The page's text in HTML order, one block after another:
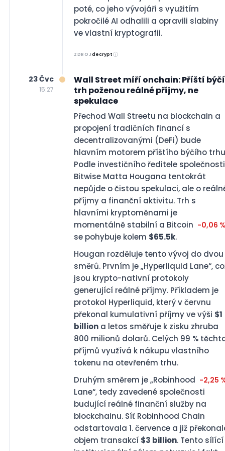
poté, co jeho vývojáři s využitím
pokročilé AI odhalili a opravili slabiny
ve vlastní kryptografii.
ZDROJdecrypt
23 Čvc
15:27
Wall Street míří onchain: Příští býčí
trh poženou reálné příjmy, ne
spekulace
Přechod Wall Streetu na blockchain a
propojení tradičních financí s
decentralizovanými (DeFi) bude
hlavním motorem příštího býčího
Podle investičního ředitele společnosti
Bitwise Matta Hougana tentokrát
nepůjde o čistou spekulaci, ale o
příjmy a finanční aktivitu. Trh s
hlavními kryptoměnami je
momentálně stabilní a Bitcoin -0,06 %
se pohybuje kolem $65.5k.
Hougan rozděluje tento vývoj do dvou
směrů. Prvním je „Hyperliquid Lane“,
jsou krypto-nativní protokoly
generující reálné příjmy. Příkladem je
protokol Hyperliquid, který v červnu
překonal kumulativní příjmy ve výši $1
billion a letos směřuje k zisku zhruba
800 milionů dolarů. Celých 99 %
příjmů využívá k nákupu vlastního
tokenu na otevřeném trhu.
Druhým směrem je „Robinhood -2,25
Lane“, tedy zavedené společnosti
budující reálné finanční služby na
blockchainu. Síť Robinhood Chain
odstartovala 1. července a již
objem transakcí $3 billion. Tento sílící